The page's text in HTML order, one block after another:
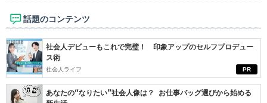
話題のコンテンツ
PR
社会人デビューもこれで完璧！ 印象アップのセルフプロデュー
ス術
社会人ライフ
あなたの“なりたい”社会人像は？ お仕事バッグ選びから始める